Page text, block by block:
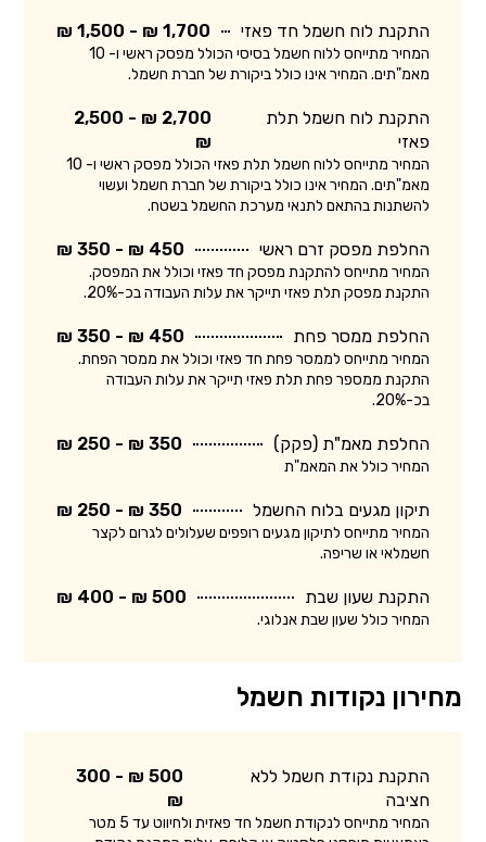
התקנת לוח חשמל חד פאזי 1,700 ₪ - 1,500 ₪
המחיר מתייחס ללוח חשמל בסיסי הכולל מפסק ראשי ו- 10
מאמ"תים. המחיר אינו כולל ביקורת של חברת חשמל.
התקנת לוח חשמל תלת
פאזי
2,700 ₪ - 2,500
₪
המחיר מתייחס ללוח חשמל תלת פאזי הכולל מפסק ראשי ו- 10
מאמ"תים. המחיר אינו כולל ביקורת של חברת חשמל ועשוי
להשתנות בהתאם לתנאי מערכת החשמל בשטח.
החלפת מפסק זרם ראשי 450 ₪ - 350 ₪
המחיר מתייחס להתקנת מפסק חד פאזי וכולל את המפסק.
התקנת מפסק תלת פאזי תייקר את עלות העבודה בכ-20%.
החלפת ממסר פחת 450 ₪ - 350 ₪
המחיר מתייחס לממסר פחת חד פאזי וכולל את ממסר הפחת.
התקנת ממספר פחת תלת פאזי תייקר את עלות העבודה
בכ-20%.
החלפת מאמ"ת (פקק) 350 ₪ - 250 ₪
המחיר כולל את המאמ"ת
תיקון מגעים בלוח החשמל 350 ₪ - 250 ₪
המחיר מתייחס לתיקון מגעים רופפים שעלולים לגרום לקצר
חשמלאי או שריפה.
התקנת שעון שבת 500 ₪ - 400 ₪
המחיר כולל שעון שבת אנלוגי.
מחירון נקודות חשמל
התקנת נקודת חשמל ללא
חציבה
500 ₪ - 300
₪
המחיר מתייחס לנקודת חשמל חד פאזית ולחיווט עד 5 מטר